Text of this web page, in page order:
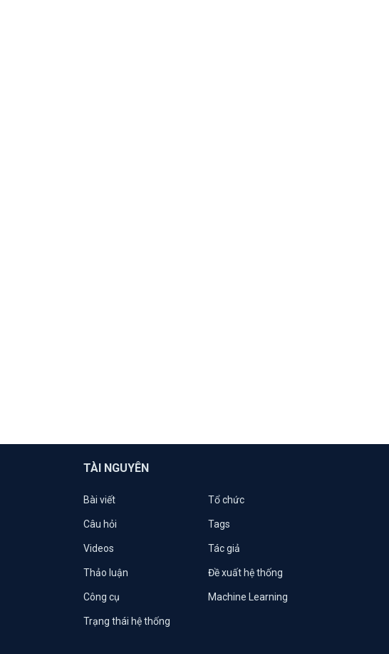
TÀI NGUYÊN
Bài viết Tổ chức
Câu hỏi Tags
Videos Tác giả
Thảo luận Đề xuất hệ thống
Công cụ Machine Learning
Trạng thái hệ thống